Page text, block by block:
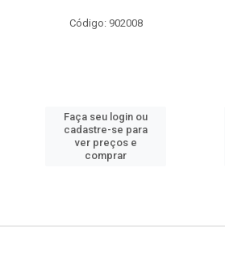
Código: 902008
Faça seu login ou
cadastre-se para
ver preços e
comprar